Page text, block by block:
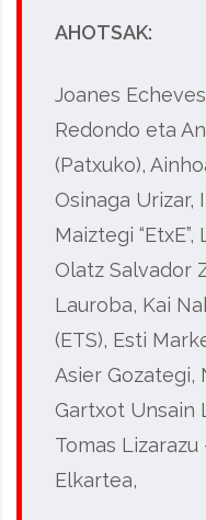
AHOTSAK:
Joanes
Redondo eta
(Patxuko),
Osinaga Urizar,
Maiztegi
Olatz Salvador
Lauroba, Kai
(ETS), Esti
Asier Gozategi,
Gartxot Unsain
Tomas
Elkartea,